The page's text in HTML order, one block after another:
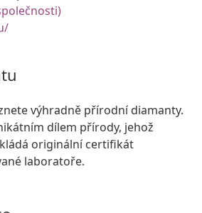
výhradně přírodní diamanty.
dílem přírody, jehož
originální certifikát
laboratoře.